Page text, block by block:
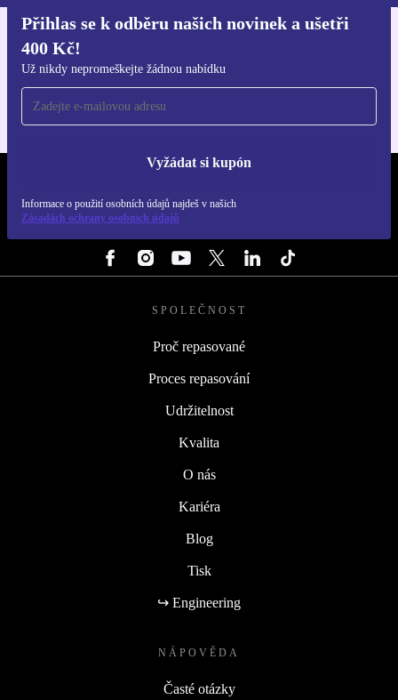
Přihlas se k odběru našich novinek a ušetři
400 Kč!
Už nikdy nepromeškejte žádnou nabídku
Vyžádat si kupón
Informace o použití osobních údajů najdeš v našich
Zásadách ochrany osobních údajů
Pro iOS a Android
SPOLEČNOST
Proč repasované
Proces repasování
Udržitelnost
Kvalita
O nás
Kariéra
Blog
Tisk
↪ Engineering
NÁPOVĚDA
Časté otázky